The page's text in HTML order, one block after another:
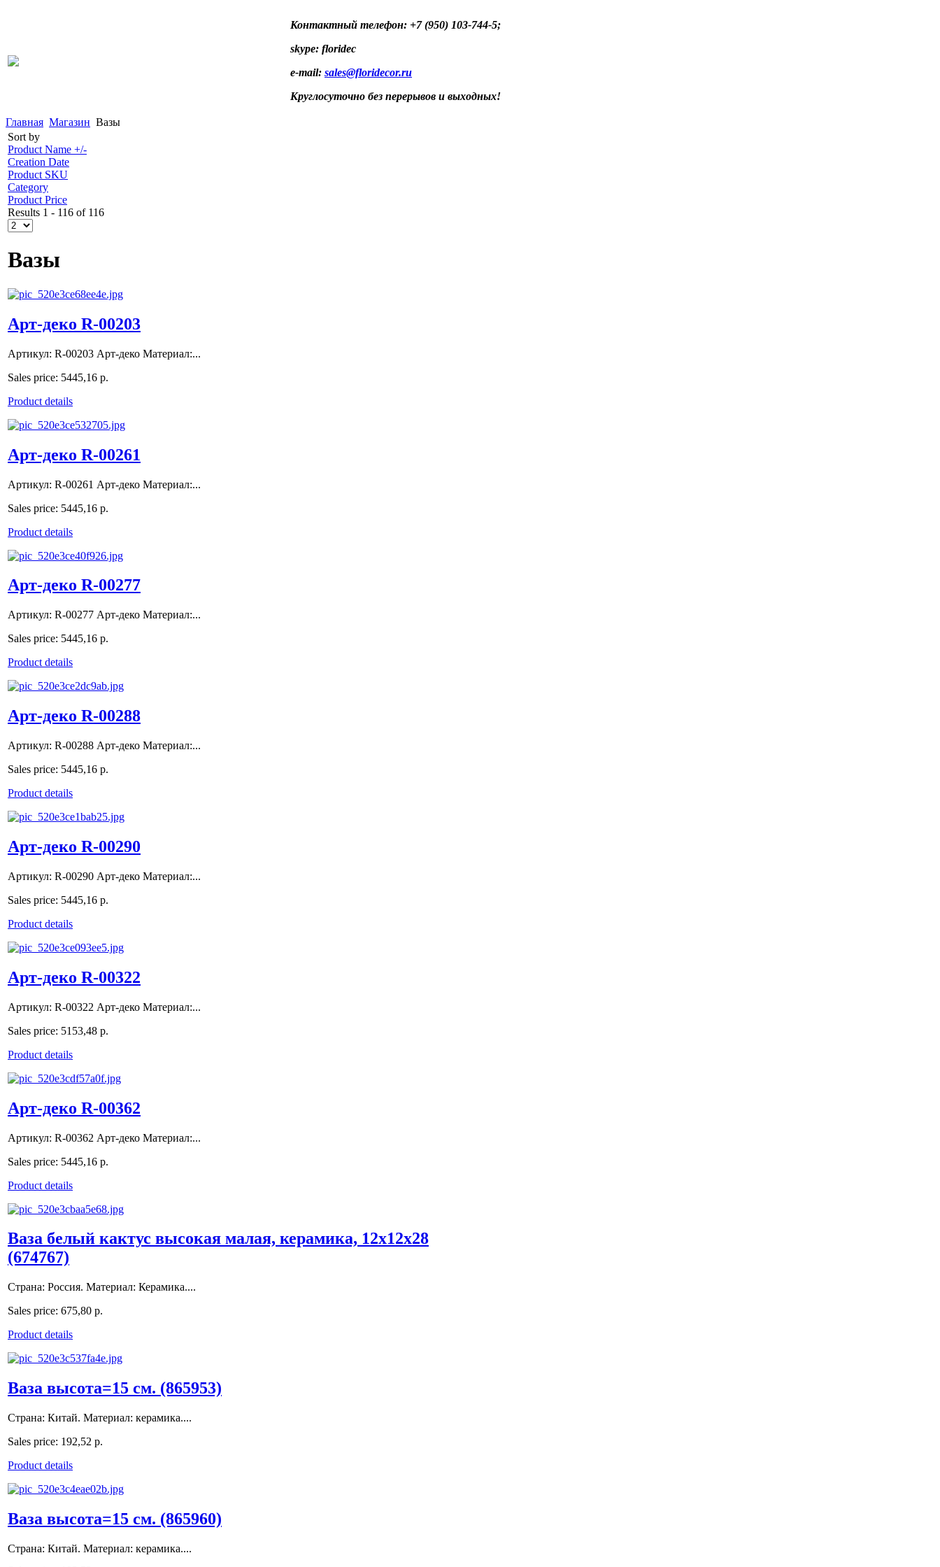
Контактный телефон: +7 (950) 103-744-5;
skype: floridec
e-mail: sales@floridecor.ru
Круглосуточно без перерывов и выходных!
Главная Магазин Вазы
Sort by
Product Name +/-
Creation Date
Product SKU
Category
Product Price
Results 1 - 116 of 116
Вазы
Арт-деко R-00203
Артикул: R-00203 Арт-деко Материал:...
Sales price: 5445,16 р.
Product details
Арт-деко R-00261
Артикул: R-00261 Арт-деко Материал:...
Sales price: 5445,16 р.
Product details
Арт-деко R-00277
Артикул: R-00277 Арт-деко Материал:...
Sales price: 5445,16 р.
Product details
Арт-деко R-00288
Артикул: R-00288 Арт-деко Материал:...
Sales price: 5445,16 р.
Product details
Арт-деко R-00290
Артикул: R-00290 Арт-деко Материал:...
Sales price: 5445,16 р.
Product details
Арт-деко R-00322
Артикул: R-00322 Арт-деко Материал:...
Sales price: 5153,48 р.
Product details
Арт-деко R-00362
Артикул: R-00362 Арт-деко Материал:...
Sales price: 5445,16 р.
Product details
Ваза белый кактус высокая малая, керамика, 12х12х28
(674767)
Страна: Россия. Материал: Керамика....
Sales price: 675,80 р.
Product details
Ваза высота=15 см. (865953)
Страна: Китай. Материал: керамика....
Sales price: 192,52 р.
Product details
Ваза высота=15 см. (865960)
Страна: Китай. Материал: керамика....